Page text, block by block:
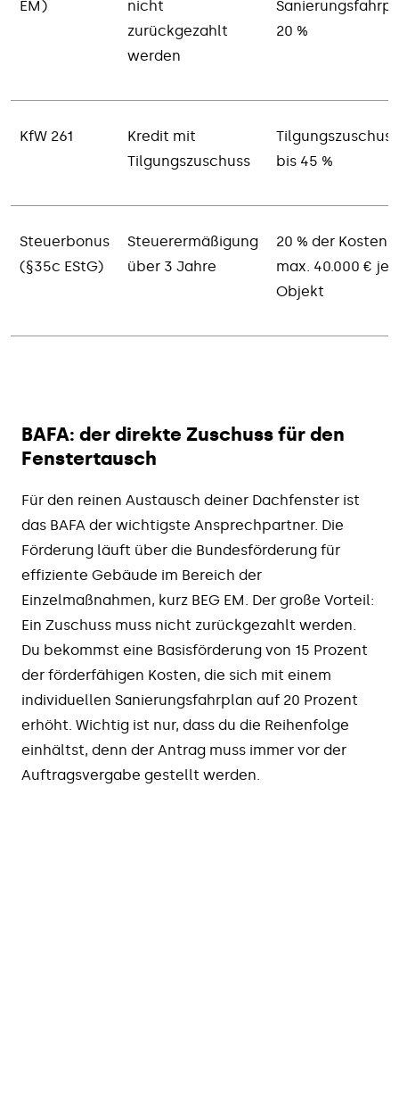
EM)
nicht
zurückgezahlt
werden
20 %
KfW 261
Kredit mit
Tilgungszuschuss
bis 45 %
Steuerbonus
(§35c EStG)
Steuerermäßigung
über 3 Jahre
20 % der Kosten,
max. 40.000 € je
Objekt
BAFA: der direkte Zuschuss für den
Fenstertausch
Für den reinen Austausch deiner Dachfenster ist
das BAFA der wichtigste Ansprechpartner. Die
Förderung läuft über die Bundesförderung für
effiziente Gebäude im Bereich der
Einzelmaßnahmen, kurz BEG EM. Der große Vorteil:
Ein Zuschuss muss nicht zurückgezahlt werden.
Du bekommst eine Basisförderung von 15 Prozent
der förderfähigen Kosten, die sich mit einem
individuellen Sanierungsfahrplan auf 20 Prozent
erhöht. Wichtig ist nur, dass du die Reihenfolge
einhältst, denn der Antrag muss immer vor der
Auftragsvergabe gestellt werden.